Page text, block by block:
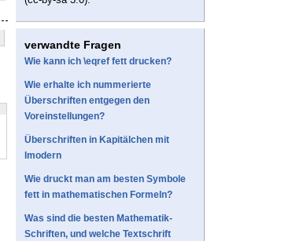
verwandte Fragen
Wie kann ich \eqref fett drucken?
Wie erhalte ich nummerierte
Überschriften entgegen den
Voreinstellungen?
Überschriften in Kapitälchen mit
lmodern
Wie druckt man am besten Symbole
fett in mathematischen Formeln?
Was sind die besten Mathematik-
Schriften, und welche Textschrift